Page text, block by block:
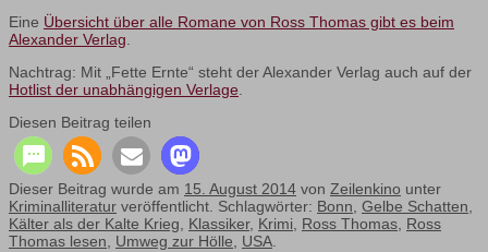
Eine Übersicht über alle Romane von Ross Thomas gibt es beim
Alexander Verlag.
Nachtrag: Mit „Fette Ernte“ steht der Alexander Verlag auch auf der
Hotlist der unabhängigen Verlage.
Diesen Beitrag teilen
Dieser Beitrag wurde am 15. August 2014 von Zeilenkino unter
Kriminalliteratur veröffentlicht. Schlagwörter: Bonn, Gelbe Schatten,
Kälter als der Kalte Krieg, Klassiker, Krimi, Ross Thomas, Ross
Thomas lesen, Umweg zur Hölle, USA.